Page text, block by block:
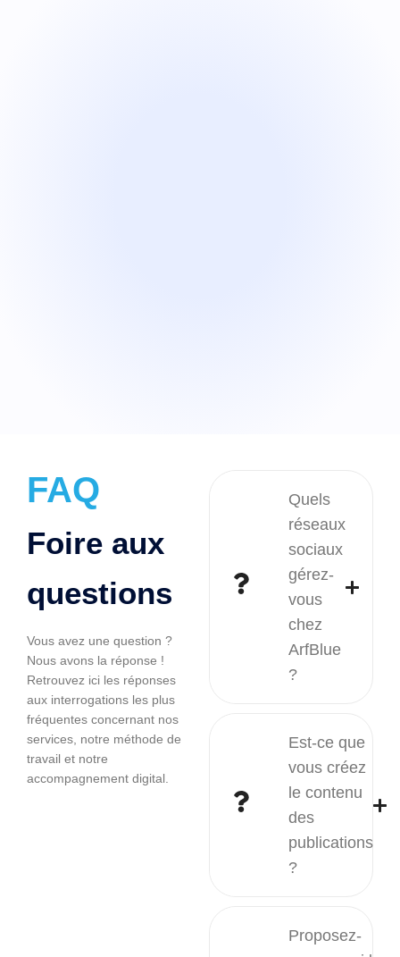
FAQ
Foire aux
questions
Vous avez une question ?
Nous avons la réponse !
Retrouvez ici les réponses
aux interrogations les plus
fréquentes concernant nos
services, notre méthode de
travail et notre
accompagnement digital.
Quels
réseaux
sociaux
gérez-
vous
chez
ArfBlue
?
Est-ce que
vous créez
le contenu
des
publications
?
Proposez-